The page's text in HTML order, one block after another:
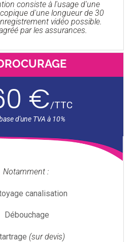
consiste à l'usage d'une
d'une longueur de 30
vidéo possible.
par les assurances.
€/TTC
Notamment :
canalisation
Débouchage
(sur devis)